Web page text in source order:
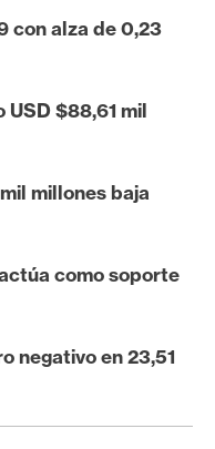
con alza de 0,23
$88,61 mil
millones baja
como soporte
negativo en 23,51